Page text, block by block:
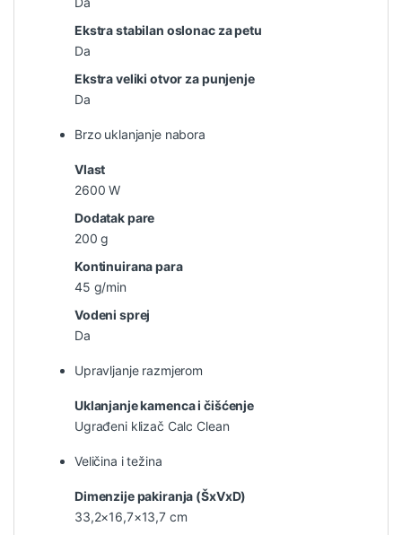
Ekstra stabilan oslonac za petu
Da
Ekstra veliki otvor za punjenje
Da
Brzo uklanjanje nabora
Vlast
2600 W
Dodatak pare
200 g
Kontinuirana para
45 g/min
Vodeni sprej
Da
Upravljanje razmjerom
Uklanjanje kamenca i čišćenje
Ugrađeni klizač Calc Clean
Veličina i težina
Dimenzije pakiranja (ŠxVxD)
33,2×16,7×13,7 cm